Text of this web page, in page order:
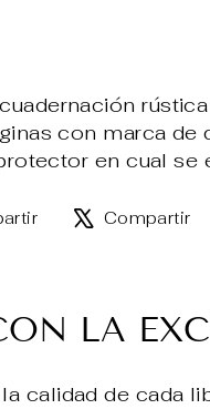
con marca
en cual se
Compartir
Compartir
LA
calidad de cada